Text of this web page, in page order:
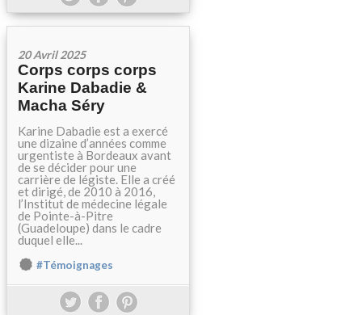
20 Avril 2025
Corps corps corps
Karine Dabadie &
Macha Séry
Karine Dabadie est a exercé
une dizaine d’années comme
urgentiste à Bordeaux avant
de se décider pour une
carrière de légiste. Elle a créé
et dirigé, de 2010 à 2016,
l’Institut de médecine légale
de Pointe-à-Pitre
(Guadeloupe) dans le cadre
duquel elle...
#Témoignages